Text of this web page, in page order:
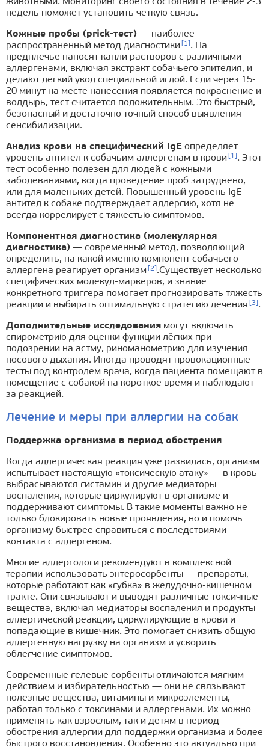
животными. Мониторинг своего состояния в течение 2-3
недель поможет установить четкую связь.
Кожные пробы (prick-тест) — наиболее
распространенный метод диагностики [1] . На
предплечье наносят капли растворов с различными
аллергенами, включая экстракт собачьего эпителия, и
делают легкий укол специальной иглой. Если через 15-
20 минут на месте нанесения появляется покраснение и
волдырь, тест считается положительным. Это быстрый,
безопасный и достаточно точный способ выявления
сенсибилизации.
Анализ крови на специфический IgE определяет
уровень антител к собачьим аллергенам в крови [1] . Этот
тест особенно полезен для людей с кожными
заболеваниями, когда проведение проб затруднено,
или для маленьких детей. Повышенный уровень IgE-
антител к собаке подтверждает аллергию, хотя не
всегда коррелирует с тяжестью симптомов.
Компонентная диагностика (молекулярная
диагностика) — современный метод, позволяющий
определить, на какой именно компонент собачьего
аллергена реагирует организм [2] .Существует несколько
специфических молекул-маркеров, и знание
конкретного триггера помогает прогнозировать тяжесть
реакции и выбирать оптимальную стратегию лечения [3] .
Дополнительные исследования могут включать
спирометрию для оценки функции лёгких при
подозрении на астму, риноманометрию для изучения
носового дыхания. Иногда проводят провокационные
тесты под контролем врача, когда пациента помещают в
помещение с собакой на короткое время и наблюдают
за реакцией.
Лечение и меры при аллергии на собак
Поддержка организма в период обострения
Когда аллергическая реакция уже развилась, организм
испытывает настоящую «токсическую атаку» — в кровь
выбрасываются гистамин и другие медиаторы
воспаления, которые циркулируют в организме и
поддерживают симптомы. В такие моменты важно не
только блокировать новые проявления, но и помочь
организму быстрее справиться с последствиями
контакта с аллергеном.
Многие аллергологи рекомендуют в комплексной
терапии использовать энтеросорбенты — препараты,
которые работают как «губка» в желудочно-кишечном
тракте. Они связывают и выводят различные токсичные
вещества, включая медиаторы воспаления и продукты
аллергической реакции, циркулирующие в крови и
попадающие в кишечник. Это помогает снизить общую
аллергенную нагрузку на организм и ускорить
облегчение симптомов.
Современные гелевые сорбенты отличаются мягким
действием и избирательностью — они не связывают
полезные вещества, витамины и микроэлементы,
работая только с токсинами и аллергенами. Их можно
применять как взрослым, так и детям в период
обострения аллергии для поддержки организма и более
быстрого восстановления. Особенно это актуально при